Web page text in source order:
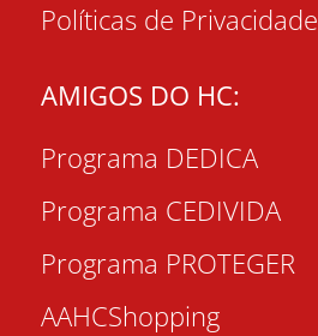
Políticas de Privacidade
AMIGOS DO HC:
Programa DEDICA
Programa CEDIVIDA
Programa PROTEGER
AAHCShopping